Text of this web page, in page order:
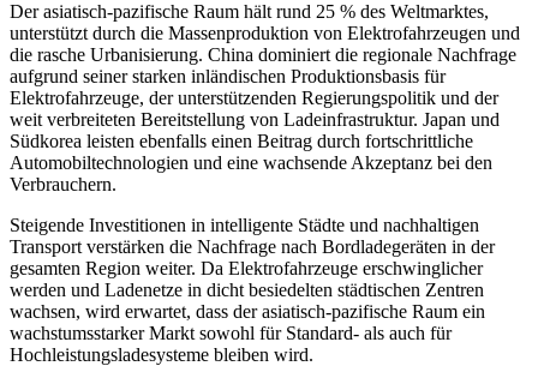
Der asiatisch-pazifische Raum hält rund 25 % des Weltmarktes,
unterstützt durch die Massenproduktion von Elektrofahrzeugen und
die rasche Urbanisierung. China dominiert die regionale Nachfrage
aufgrund seiner starken inländischen Produktionsbasis für
Elektrofahrzeuge, der unterstützenden Regierungspolitik und der
weit verbreiteten Bereitstellung von Ladeinfrastruktur. Japan und
Südkorea leisten ebenfalls einen Beitrag durch fortschrittliche
Automobiltechnologien und eine wachsende Akzeptanz bei den
Verbrauchern.
Steigende Investitionen in intelligente Städte und nachhaltigen
Transport verstärken die Nachfrage nach Bordladegeräten in der
gesamten Region weiter. Da Elektrofahrzeuge erschwinglicher
werden und Ladenetze in dicht besiedelten städtischen Zentren
wachsen, wird erwartet, dass der asiatisch-pazifische Raum ein
wachstumsstarker Markt sowohl für Standard- als auch für
Hochleistungsladesysteme bleiben wird.